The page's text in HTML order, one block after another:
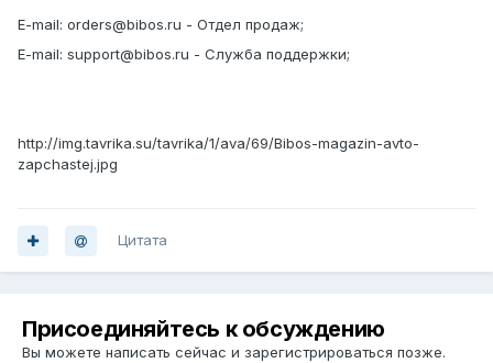
E-mail: orders@bibos.ru - Отдел продаж;
E-mail: support@bibos.ru - Служба поддержки;
http://img.tavrika.su/tavrika/1/ava/69/Bibos-magazin-avto-
zapchastej.jpg
Цитата
Присоединяйтесь к обсуждению
Вы можете написать сейчас и зарегистрироваться позже.